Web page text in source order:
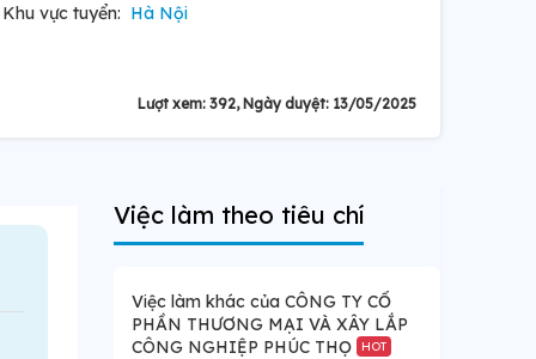
Khu vực tuyển: Hà Nội
Lượt xem: 392, Ngày duyệt: 13/05/2025
Việc làm theo tiêu chí
Việc làm khác của CÔNG TY CỔ
PHẦN THƯƠNG MẠI VÀ XÂY LẮP
CÔNG NGHIỆP PHÚC THỌ
HOT